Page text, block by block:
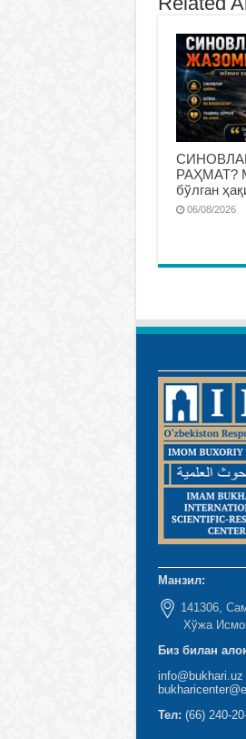
РАҲМАТ?
бўлган
06/08/2026
Манзил:
141306,
Хўжа
Биз билан
info@bukhari.uz
Тел: (66) 240-